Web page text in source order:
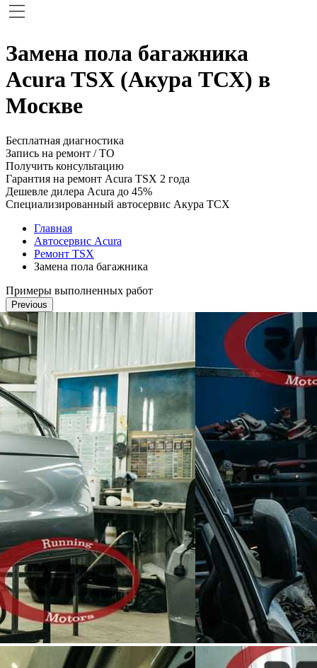
Замена пола багажника
Acura TSX (Акура ТСХ) в
Москве
Бесплатная диагностика
Запись на ремонт / ТО
Получить консультацию
Гарантия на ремонт Acura TSX 2 года
Дешевле дилера Acura до 45%
Специализированный автосервис Акура ТСХ
Главная
Автосервис Acura
Ремонт TSX
Замена пола багажника
Примеры выполненных работ
Previous